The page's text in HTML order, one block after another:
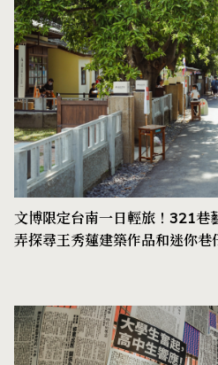
文博限定台南一日輕旅！321巷
弄探尋王秀蓮建築作品和迷你巷